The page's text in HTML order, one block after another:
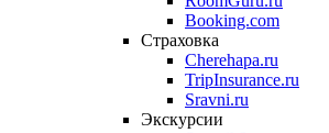
Booking.com
Страховка
Cherehapa.ru
TripInsurance.ru
Sravni.ru
Экскурсии